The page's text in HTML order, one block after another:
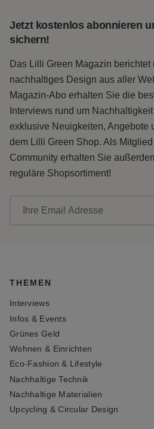
Jetzt kostenlos abonnieren
sichern!
Das Lilli Green Magazin
nachhaltiges Design aus aller
Magazin-Abo erhalten Sie die
Interviews rund um
exklusive Neuigkeiten, Angebote
dem Lilli Green Shop. Als
Community erhalten Sie
reguläre Shopsortiment!
THEMEN
Interviews
Infos & Events
Grünes Geld
Wohnen & Einrichten
Eco-Fashion & Lifestyle
Nachhaltige Technik
Nachhaltige Materialien
Upcycling & Circular Design